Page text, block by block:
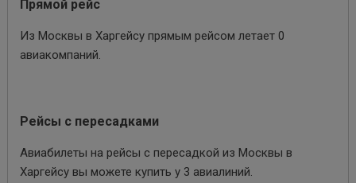
Прямой рейс
Из Москвы в Харгейсу прямым рейсом летает 0
авиакомпаний.
Рейсы с пересадками
Авиабилеты на рейсы с пересадкой из Москвы в
Харгейсу вы можете купить у 3 авиалиний.